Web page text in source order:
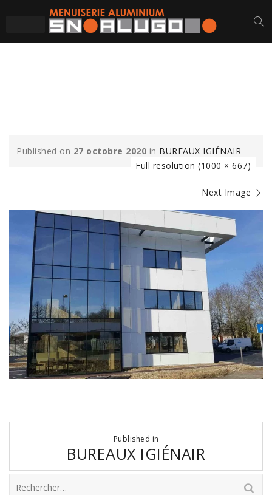
Published on 27 octobre 2020 in BUREAUX IGIÉNAIR
Full resolution (1000 × 667)
Next Image
l’article
Published in
BUREAUX IGIÉNAIR